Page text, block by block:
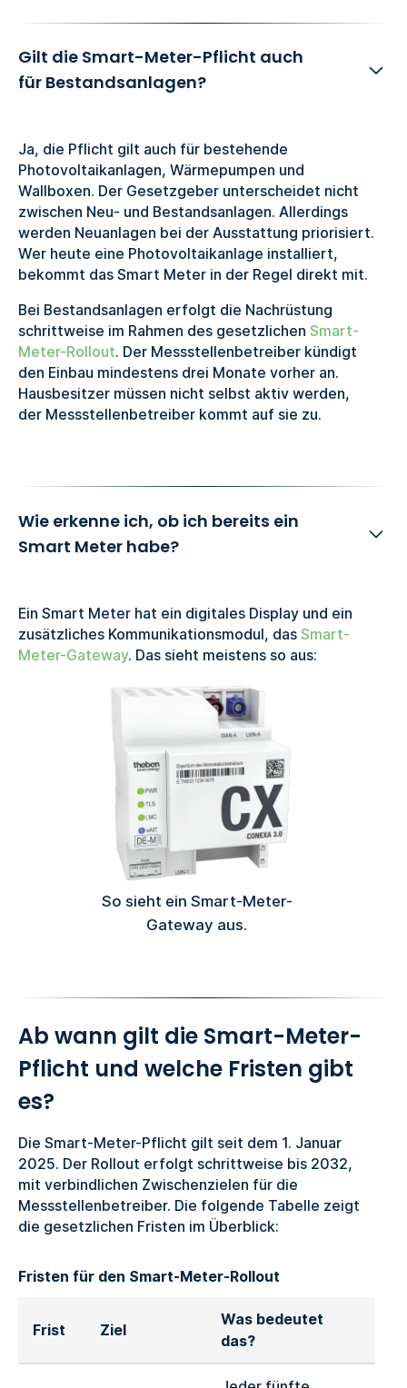
Gilt die Smart-Meter-Pflicht auch
für Bestandsanlagen?
Ja, die Pflicht gilt auch für bestehende
Photovoltaikanlagen, Wärmepumpen und
Wallboxen. Der Gesetzgeber unterscheidet nicht
zwischen Neu- und Bestandsanlagen. Allerdings
werden Neuanlagen bei der Ausstattung priorisiert.
Wer heute eine Photovoltaikanlage installiert,
bekommt das Smart Meter in der Regel direkt mit.
Bei Bestandsanlagen erfolgt die Nachrüstung
schrittweise im Rahmen des gesetzlichen Smart-
Meter-Rollout. Der Messstellenbetreiber kündigt
den Einbau mindestens drei Monate vorher an.
Hausbesitzer müssen nicht selbst aktiv werden,
der Messstellenbetreiber kommt auf sie zu.
Wie erkenne ich, ob ich bereits ein
Smart Meter habe?
Ein Smart Meter hat ein digitales Display und ein
zusätzliches Kommunikationsmodul, das Smart-
Meter-Gateway. Das sieht meistens so aus:
So sieht ein Smart-Meter-
Gateway aus.
Ab wann gilt die Smart-Meter-
Pflicht und welche Fristen gibt
es?
Die Smart-Meter-Pflicht gilt seit dem 1. Januar
2025. Der Rollout erfolgt schrittweise bis 2032,
mit verbindlichen Zwischenzielen für die
Messstellenbetreiber. Die folgende Tabelle zeigt
die gesetzlichen Fristen im Überblick:
Fristen für den Smart-Meter-Rollout
Frist Ziel
Was bedeutet
das?